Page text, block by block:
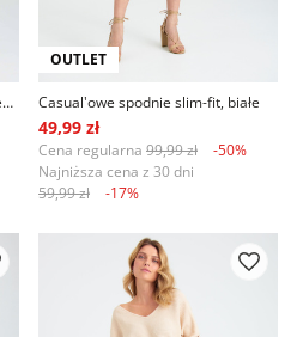
Bawełniane, luźne szorty z paskiem, granat
OUTLET
Casual'owe spodnie slim-fit, białe
49,99 zł
Cena regularna 99,99 zł
-50%
Najniższa cena z 30 dni
59,99 zł
-17%